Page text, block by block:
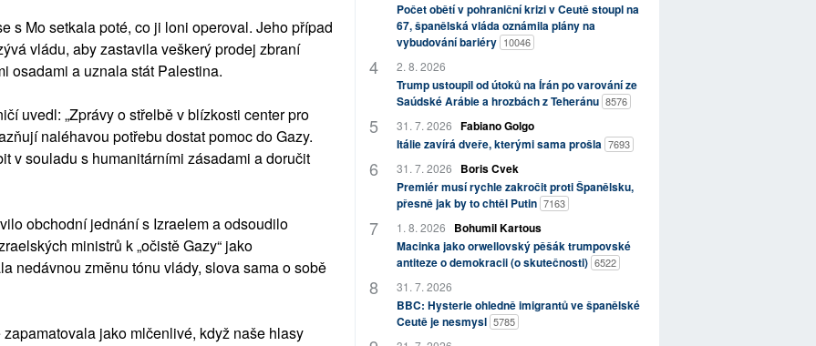
s Mo setkala poté, co ji loni operoval. Jeho případ
vládu, aby zastavila veškerý prodej zbraní
osadami a uznala stát Palestina.
uvedl: „Zprávy o střelbě v blízkosti center pro
naléhavou potřebu dostat pomoc do Gazy.
v souladu s humanitárními zásadami a doručit
obchodní jednání s Izraelem a odsoudilo
ministrů k „očistě Gazy“ jako
nedávnou změnu tónu vlády, slova sama o sobě
jako mlčenlivé, když naše hlasy
Počet obětí v pohraniční krizi v Ceutě stoupl na
67, španělská vláda oznámila plány na
vybudování bariéry 10046
2. 8. 2026
Trump ustoupil od útoků na Írán po varování ze
Saúdské Arábie a hrozbách z Teheránu 8576
31. 7. 2026 Fabiano Golgo
Itálie zavírá dveře, kterými sama prošla 7693
31. 7. 2026
Boris Cvek
Premiér musí rychle zakročit proti Španělsku,
přesně jak by to chtěl Putin 7163
1. 8. 2026
Bohumil Kartous
Macinka jako orwellovský pěšák trumpovské
antiteze o demokracii (o skutečnosti) 6522
31. 7. 2026
BBC: Hysterie ohledně imigrantů ve španělské
Ceutě je nesmysl 5785